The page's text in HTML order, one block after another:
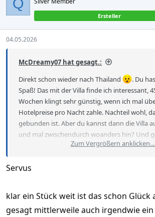
o
n
Q
Ersteller
04.05.2026
McDreamy07 hat gesagt.:
Direkt schon wieder nach Thailand
. Du
Spaß! Das mit der Villa finde ich interessant,
Wochen klingt sehr günstig, wenn ich mal
Hotelpreise pro Nacht zahle. Nachteil wohl,
gebunden ist. Aber du kannst dann die Villa
und mal zwischendurch woanders hin? Und
Reinigungsservice? Hätte wenig Lust, da
Ich war letztes Mal übrigens mit Condor
Zum Vergrößern
Servus
klar ein Stück weit ist das schon Glück
gesagt mittlerweile auch irgendwie